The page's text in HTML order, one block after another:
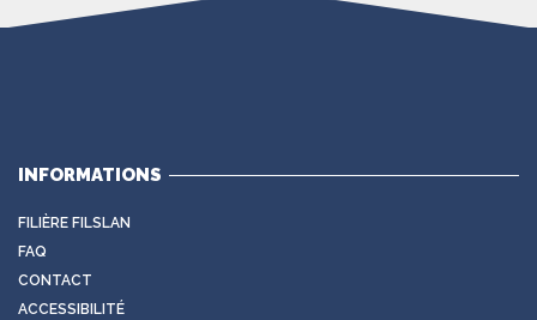
INFORMATIONS
FILIÈRE FILSLAN
FAQ
CONTACT
ACCESSIBILITÉ